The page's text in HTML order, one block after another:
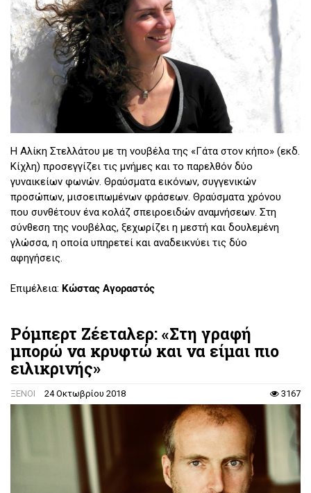
Η Αλίκη Στελλάτου με τη νουβέλα της «Γάτα στον κήπο» (εκδ.
Κίχλη) προσεγγίζει τις μνήμες και το παρελθόν δύο
γυναικείων φωνών. Θραύσματα εικόνων, συγγενικών
προσώπων, μισοειπωμένων φράσεων. Θραύσματα χρόνου
που συνθέτουν ένα κολάζ σπειροειδών αναμνήσεων. Στη
σύνθεση της νουβέλας, ξεχωρίζει η μεστή και δουλεμένη
γλώσσα, η οποία υπηρετεί και αναδεικνύει τις δύο
αφηγήσεις.
Επιμέλεια: Κώστας Αγοραστός
Ρόμπερτ Ζέεταλερ: «Στη γραφή
μπορώ να κρυφτώ και να είμαι πιο
ειλικρινής»
ΞΕΝΟΙ 24 Οκτωβρίου 2018 3167